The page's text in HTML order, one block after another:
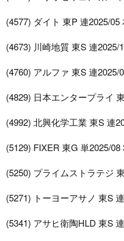
(4577) ダイト 東P 連2025/05
(4673) 川崎地質 東S 連2025/
(4760) アルファ 東S 連2025/
(4829) 日本エンタープライ
(4992) 北興化学工業 東S 連
(5129) FIXER 東G 単2025/08
(5250) プライムストラテジ
(5271) トーヨーアサノ 東S
(5341) アサヒ衛陶HLD 東S